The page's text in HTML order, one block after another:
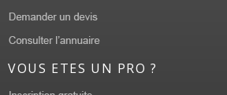
VOUS ETES UN PRO ?